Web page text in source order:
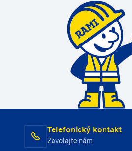
Telefonický kontakt
Zavolajte nám